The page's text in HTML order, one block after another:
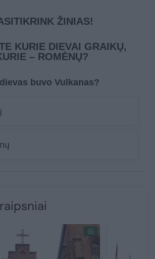
ŽINIAS!
KURIE DIEVAI GRAIKŲ,
– ROMĖNŲ?
buvo Vulkanas?